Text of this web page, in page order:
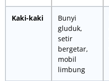
Kaki-kaki
Bunyi
gluduk,
setir
bergetar,
mobil
limbung